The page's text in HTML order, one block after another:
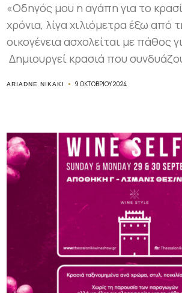
«Οδηγός μου η αγάπη για το
χρόνια, λίγα χιλιόμετρα έξω από
οικογένεια ασχολείται με πάθος
Δημιουργεί κρασιά που
ARIADNE NIKAKI 9 ΟΚΤΩΒΡΊΟΥ 2024